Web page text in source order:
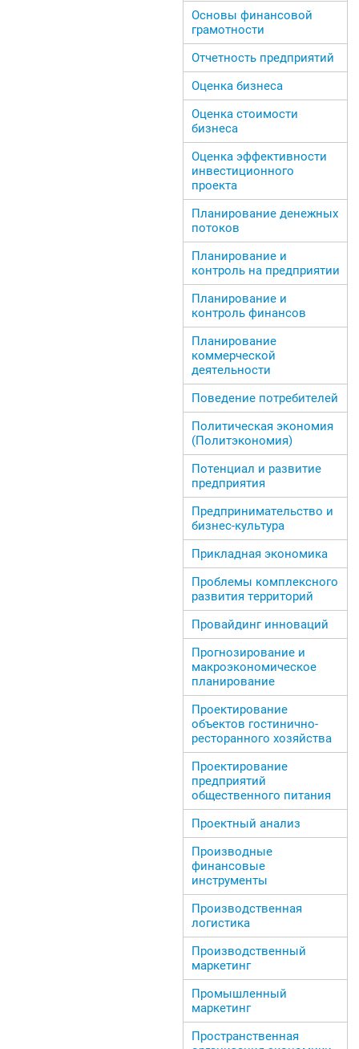
Основы финансовой
грамотности
Отчетность предприятий
Оценка бизнеса
Оценка стоимости
бизнеса
Оценка эффективности
инвестиционного
проекта
Планирование денежных
потоков
Планирование и
контроль на предприятии
Планирование и
контроль финансов
Планирование
коммерческой
деятельности
Поведение потребителей
Политическая экономия
(Политэкономия)
Потенциал и развитие
предприятия
Предпринимательство и
бизнес-культура
Прикладная экономика
Проблемы комплексного
развития территорий
Провайдинг инноваций
Прогнозирование и
макроэкономическое
планирование
Проектирование
объектов гостинично-
ресторанного хозяйства
Проектирование
предприятий
общественного питания
Проектный анализ
Производные
финансовые
инструменты
Производственная
логистика
Производственный
маркетинг
Промышленный
маркетинг
Пространственная